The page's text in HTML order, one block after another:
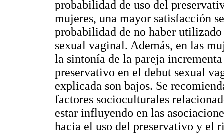
probabilidad de uso del
mujeres, una mayor satisfacción
probabilidad de no haber
sexual vaginal. Además, en las
la sintonía de la pareja
preservativo en el debut sexual
explicada son bajos. Se
factores socioculturales
estar influyendo en las
hacia el uso del preservativo y el